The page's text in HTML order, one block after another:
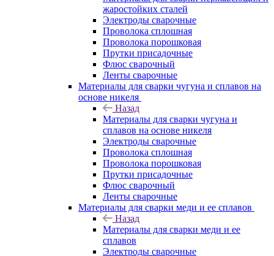
жаростойких сталей
Электроды сварочные
Проволока сплошная
Проволока порошковая
Прутки присадочные
Флюс сварочный
Ленты сварочные
Материалы для сварки чугуна и сплавов на
основе никеля
Назад
Материалы для сварки чугуна и
сплавов на основе никеля
Электроды сварочные
Проволока сплошная
Проволока порошковая
Прутки присадочные
Флюс сварочный
Ленты сварочные
Материалы для сварки меди и ее сплавов
Назад
Материалы для сварки меди и ее
сплавов
Электроды сварочные